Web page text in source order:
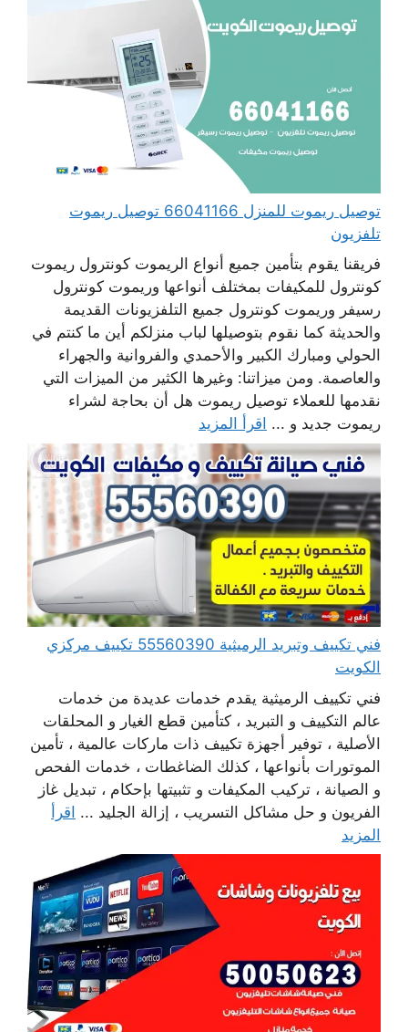
توصيل ريموت للمنزل 66041166 توصيل ريموت
تلفزيون
فريقنا يقوم بتأمين جميع أنواع الريموت كونترول ريموت
كونترول للمكيفات بمختلف أنواعها وريموت كونترول
رسيفر وريموت كونترول جميع التلفزيونات القديمة
والحديثة كما نقوم بتوصيلها لباب منزلكم أين ما كنتم في
الحولي ومبارك الكبير والأحمدي والفروانية والجهراء
والعاصمة. ومن ميزاتنا: وغيرها الكثير من الميزات التي
نقدمها للعملاء توصيل ريموت هل أن بحاجة لشراء
ريموت جديد و ... اقرأ المزيد
فني تكييف وتبريد الرميثية 55560390 تكييف مركزي
الكويت
فني تكييف الرميثية يقدم خدمات عديدة من خدمات
عالم التكييف و التبريد ، كتأمين قطع الغيار و المحلقات
الأصلية ، توفير أجهزة تكييف ذات ماركات عالمية ، تأمين
الموتورات بأنواعها ، كذلك الضاغطات ، خدمات الفحص
و الصيانة ، تركيب المكيفات و تثبيتها بإحكام ، تبديل غاز
الفريون و حل مشاكل التسريب ، إزالة الجليد ... اقرأ
المزيد